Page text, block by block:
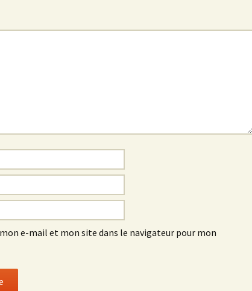
e-mail et mon site dans le navigateur pour mon